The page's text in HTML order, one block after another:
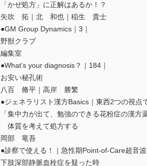
「かぜ処方」に正解はあるか！？
矢吹 拓｜北 和也｜稲生 貴士
●GM Group Dynamics｜3｜
野獣クラブ
編集室
●What’s your diagnosis？｜184｜
お安い秘孔術
八百 脩平｜高岸 勝繁
●ジェネラリスト漢方Basics｜東西2つの視点
「集中力が出て、勉強のできる花粉症の漢方
体質を考えて処方する
岡部 竜吾
●診察で使える！｜急性期Point-of-Care超音
下肢深部静脈血栓症を疑った時